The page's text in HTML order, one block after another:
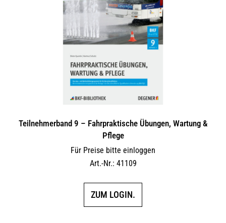
Teilnehmerband 9 – Fahrpraktische Übungen, Wartung &
Pflege
Für Preise bitte einloggen
Art.-Nr.: 41109
ZUM LOGIN.